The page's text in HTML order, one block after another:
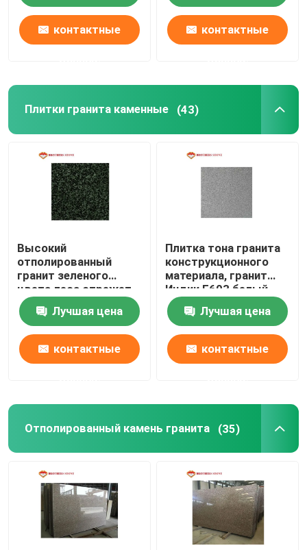
контактные контактные
Плитки гранита каменные (43)
Высокий
отполированный
гранит зеленого
цвета леса отрежет
по заданному размеру
пусковые площадки
гранита полируя
Лучшая цена
контактные
Плитка тона гранита
конструкционного
материала, гранит
Индии Г603 белый
кроет 60кс60
черепицейЛучшая цена
контактные
Отполированный камень гранита (35)